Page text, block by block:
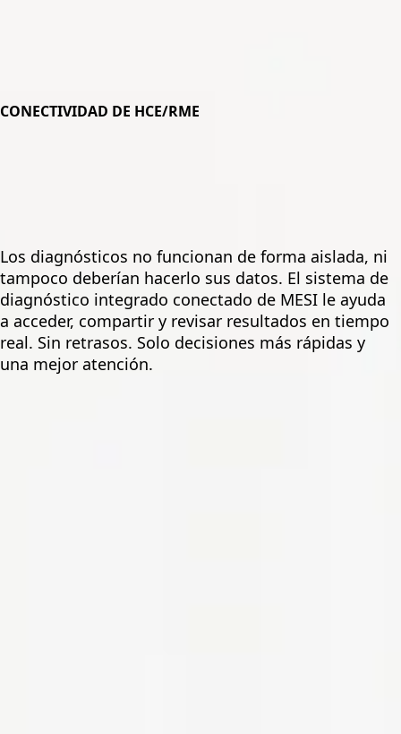
CONECTIVIDAD DE HCE/RME
Los diagnósticos no funcionan de forma aislada, ni
tampoco deberían hacerlo sus datos. El sistema de
diagnóstico integrado conectado de MESI le ayuda
a acceder, compartir y revisar resultados en tiempo
real. Sin retrasos. Solo decisiones más rápidas y
una mejor atención.